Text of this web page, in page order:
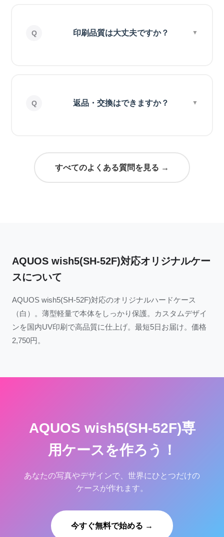
印刷品質は大丈夫ですか？
返品・交換はできますか？
すべてのよくある質問を見る →
AQUOS wish5(SH-52F)対応オリジナルケー
スについて
AQUOS wish5(SH-52F)対応のオリジナルハードケース
（白）。薄型軽量で本体をしっかり保護。カスタムデザイ
ンを国内UV印刷で高品質に仕上げ。最短5日お届け。価格
2,750円。
AQUOS wish5(SH-52F)専
用ケースを作ろう！
あなたの写真やデザインで、世界にひとつだけの
ケースが作れます。
今すぐ無料で始める →